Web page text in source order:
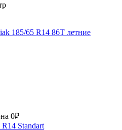
185/65 R14 86T летние
0₽